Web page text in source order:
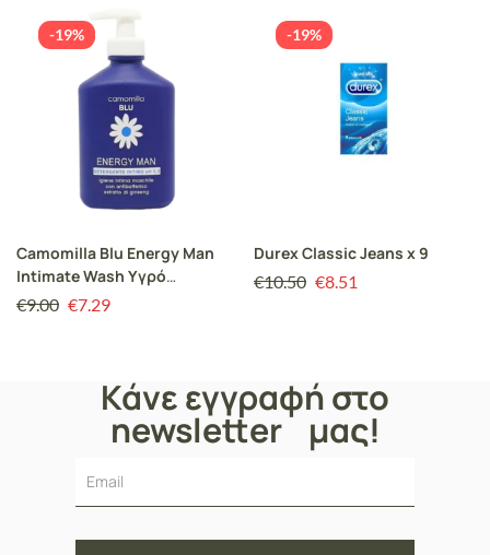
-19%
Camomilla Blu Energy Man
Intimate Wash Υγρό
Καθαρισμού Ανδρών για την
€9.00 €7.29
-19%
Durex Classic Jeans x 9
€10.50 €8.51
Κάνε εγγραφή στο
newsletter μας!